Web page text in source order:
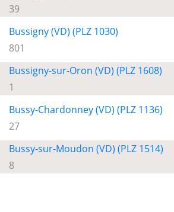
39
Bussigny (VD) (PLZ 1030)
801
Bussigny-sur-Oron (VD) (PLZ 1608)
1
Bussy-Chardonney (VD) (PLZ 1136)
27
Bussy-sur-Moudon (VD) (PLZ 1514)
8